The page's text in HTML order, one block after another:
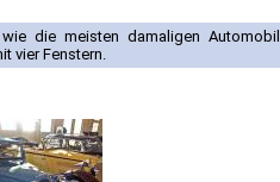
die meisten damaligen
vier Fenstern.